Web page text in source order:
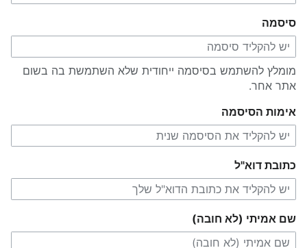
סיסמה
מומלץ להשתמש בסיסמה ייחודית שלא השתמשת בה בשום
אתר אחר.
אימות הסיסמה
כתובת דוא"ל
שם אמיתי (לא חובה)